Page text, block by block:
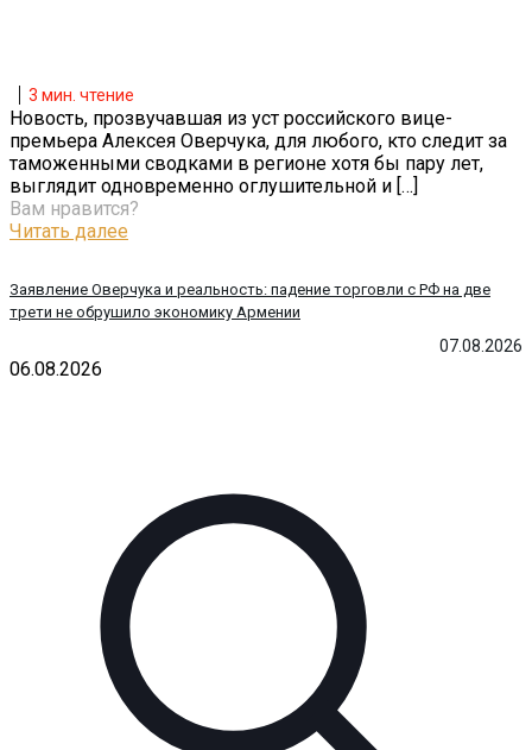
07.08.2026
Заявление Оверчука и реальность: падение торговли с РФ на две
трети не обрушило экономику Армении
3 мин. чтение
Новость, прозвучавшая из уст российского вице-
премьера Алексея Оверчука, для любого, кто следит за
таможенными сводками в регионе хотя бы пару лет,
выглядит одновременно оглушительной и […]
Вам нравится?
Читать далее
06.08.2026